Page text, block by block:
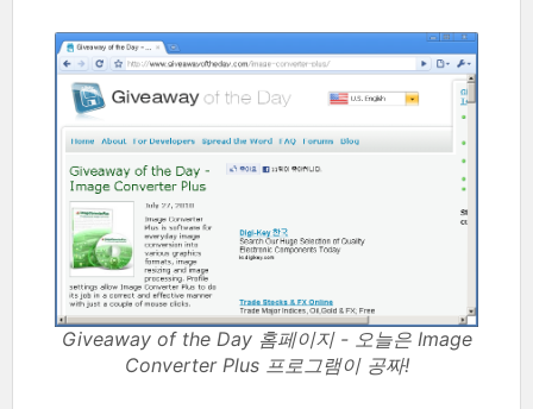
Giveaway of the Day 홈페이지 - 오늘은 Image
Converter Plus 프로그램이 공짜!